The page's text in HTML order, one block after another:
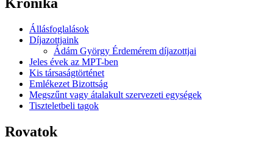
Állásfoglalások
Díjazottjaink
Ádám György Érdemérem díjazottjai
Jeles évek az MPT-ben
Kis társaságtörténet
Emlékezet Bizottság
Megszűnt vagy átalakult szervezeti egységek
Tiszteletbeli tagok
Rovatok